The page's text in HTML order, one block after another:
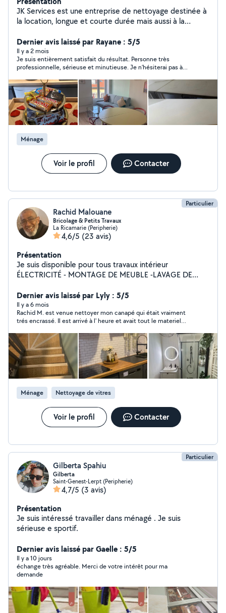
JK Services est une entreprise de nettoyage destinée à
la location, longue et courte durée mais aussi à la
Dernier avis laissé par Rayane : 5/5
Il y a 2 mois
Je suis entièrement satisfait du résultat. Personne très
professionnelle, sérieuse et minutieuse. Je n’hésiterai pas à
Ménage
Voir le profil Contacter
Particulier
Rachid Malouane
Bricolage & Petits Travaux
La Ricamarie (Peripherie)
4,6/5 (23 avis)
Présentation
Je suis disponible pour tous travaux intérieur
ÉLECTRICITÉ - MONTAGE DE MEUBLE -LAVAGE DE
,NETTOYAGE DE MATELA
Dernier avis laissé par Lyly : 5/5
Il y a 6 mois
Rachid M. est venue nettoyer mon canapé qui était vraiment
trés encrassé. Il est arrivé à l' heure et avait tout le materiel
le travail avec serieux, discretion et efficacité. Je ne peux que
le recommander pour ce type de prestation.
Ménage Nettoyage de vitres
Voir le profil Contacter
Particulier
Gilberta Spahiu
Gilberta
Saint-Genest-Lerpt (Peripherie)
4,7/5 (3 avis)
Présentation
Je suis intéressé travailler dans ménagé . Je suis
sérieuse e sportif.
Dernier avis laissé par Gaelle : 5/5
Il y a 10 jours
échange très agréable. Merci de votre intérêt pour ma
demande